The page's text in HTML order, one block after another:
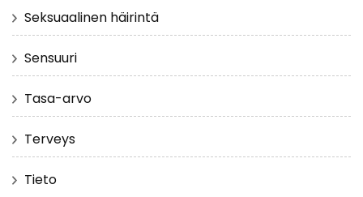
Seksuaalinen häirintä
Sensuuri
Tasa-arvo
Terveys
Tieto